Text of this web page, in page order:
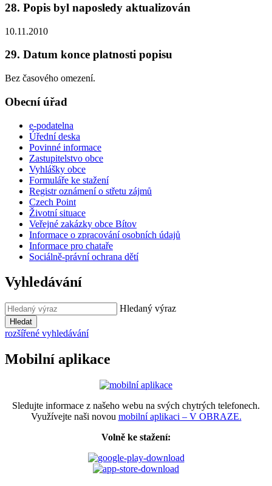
28. Popis byl naposledy aktualizován
10.11.2010
29. Datum konce platnosti popisu
Bez časového omezení.
Obecní úřad
e-podatelna
Úřední deska
Povinné informace
Zastupitelstvo obce
Vyhlášky obce
Formuláře ke stažení
Registr oznámení o střetu zájmů
Czech Point
Životní situace
Veřejné zakázky obce Bítov
Informace o zpracování osobních údajů
Informace pro chataře
Sociálně-právní ochrana dětí
Vyhledávání
Hledaný výraz
Hledat
rozšířené vyhledávání
Mobilní aplikace
Sledujte informace z našeho webu na svých chytrých telefonech.
Využívejte naši novou mobilní aplikaci – V OBRAZE.
Volně ke stažení: